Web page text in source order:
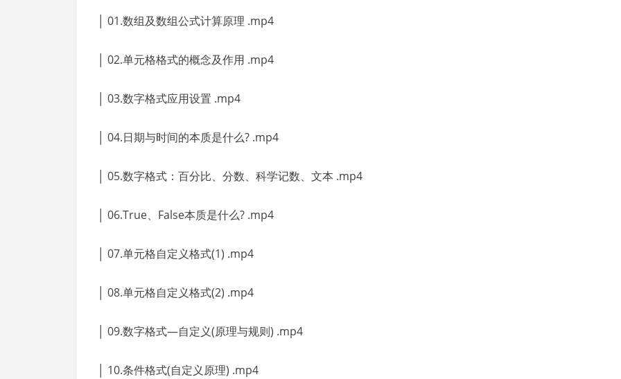
│ 01.数组及数组公式计算原理 .mp4
│ 02.单元格格式的概念及作用 .mp4
│ 03.数字格式应用设置 .mp4
│ 04.日期与时间的本质是什么? .mp4
│ 05.数字格式：百分比、分数、科学记数、文本 .mp4
│ 06.True、False本质是什么? .mp4
│ 07.单元格自定义格式(1) .mp4
│ 08.单元格自定义格式(2) .mp4
│ 09.数字格式—自定义(原理与规则) .mp4
│ 10.条件格式(自定义原理) .mp4